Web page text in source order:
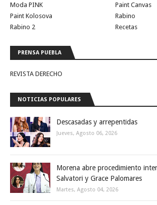
Moda PINK
Paint Canvas
Paint Kolosova
Rabino
Rabino 2
Recetas
PRENSA PUEBLA
REVISTA DERECHO
NOTICIAS POPULARES
Descasadas y arrepentidas
Jueves, Agosto 06, 2026
Morena abre procedimiento
Salvatori y Grace Palomares
Martes, Agosto 04, 2026